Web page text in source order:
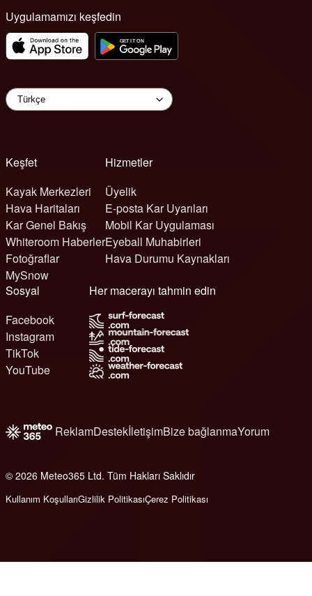
Uygulamamızı keşfedin
Keşfet
Kayak Merkezleri
Hava Haritaları
Kar Genel Bakış
Whiteroom Haberler
Fotoğraflar
MySnow
Hizmetler
Üyelik
E-posta Kar Uyarıları
Mobil Kar Uygulaması
Eyeball Muhabirleri
Hava Durumu Kaynakları
Sosyal
Facebook
Instagram
TikTok
YouTube
Her macerayı tahmin edin
ReklamDestekİletişimBize bağlanmaYorum
© 2026 Meteo365 Ltd. Tüm Hakları Saklıdır
Kullanım KoşullarıGizlilik PolitikasıÇerez Politikası